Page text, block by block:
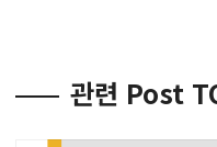
관련 Post